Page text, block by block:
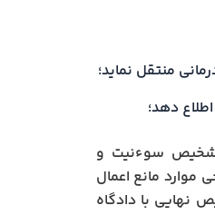
منتقل نماید؛
دهد؛
تشخیص سوءنیت و
موارد مانع اعمال
نهایی با دادگاه